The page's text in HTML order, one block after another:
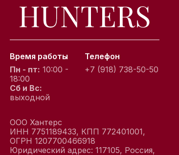
Время работы
Пн - пт: 10:00 -
18:00
Сб и Вс:
выходной
Телефон
+7 (918) 738-50-50
ООО Хантерс
ИНН 7751189433, КПП 772401001,
ОГРН 1207700466918
Юридический адрес: 117105, Россия,